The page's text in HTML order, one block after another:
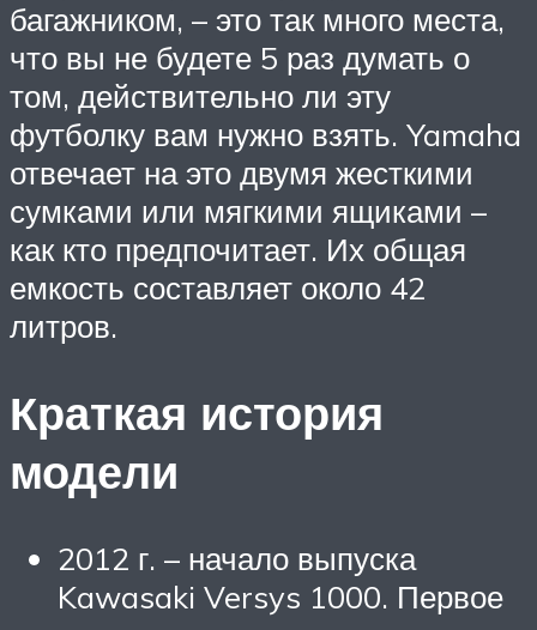
багажником, – это так много места,
что вы не будете 5 раз думать о
том, действительно ли эту
футболку вам нужно взять. Yamaha
отвечает на это двумя жесткими
сумками или мягкими ящиками –
как кто предпочитает. Их общая
емкость составляет около 42
литров.
Краткая история
модели
2012 г. – начало выпуска
Kawasaki Versys 1000. Первое